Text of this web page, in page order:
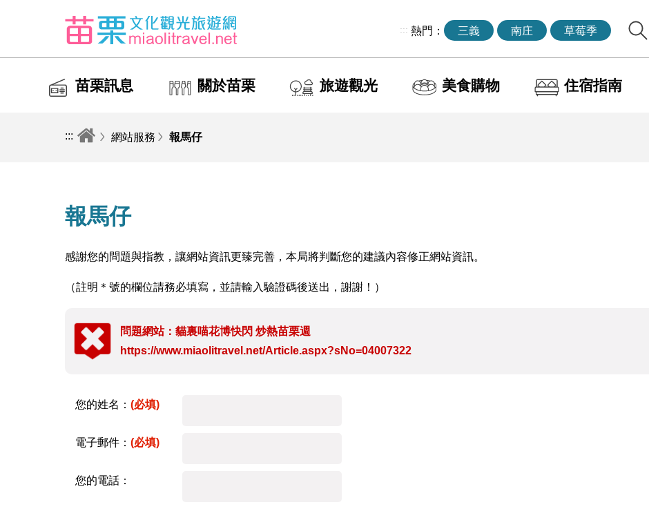
::: 熱門： 三義 南庄 草莓季
苗栗訊息 關於苗栗 旅遊觀光 美食購物 住宿指南
::: 網站服務 報馬仔
報馬仔
感謝您的問題與指教，讓網站資訊更臻完善，本局將判斷您的建議內容修正網站資訊。
（註明＊號的欄位請務必填寫，並請輸入驗證碼後送出，謝謝！）
問題網站：貓裏喵花博快閃 炒熱苗栗週
https://www.miaolitravel.net/Article.aspx?sNo=04007322
您的姓名：(必填)
電子郵件：(必填)
您的電話：